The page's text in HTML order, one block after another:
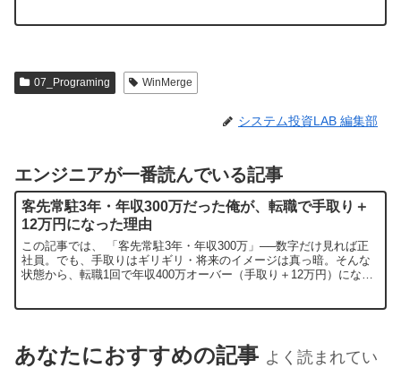
07_Programing WinMerge
システム投資LAB 編集部
エンジニアが一番読んでいる記事
客先常駐3年・年収300万だった俺が、転職で手取り＋
12万円になった理由
この記事では、 「客先常駐3年・年収300万」──数字だけ見れば正
社員。でも、手取りはギリギリ・将来のイメージは真っ暗。そんな
状態から、転職1回で年収400万オーバー（手取り＋12万円）になっ
あなたにおすすめの記事 よく読まれてい